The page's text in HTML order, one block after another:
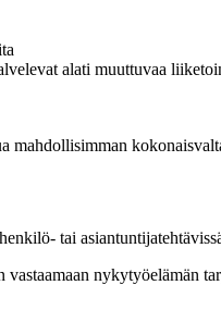
alati muuttuvaa
mahdollisimman
tai
nykytyöelämän